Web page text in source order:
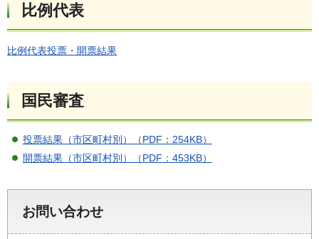
比例代表
比例代表投票・開票結果
国民審査
投票結果（市区町村別）（PDF：254KB）
開票結果（市区町村別）（PDF：453KB）
お問い合わせ